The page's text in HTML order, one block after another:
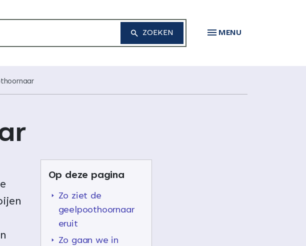
MENU
Op deze pagina
Zo ziet de
geelpoothoornaar
eruit
Zo gaan we in